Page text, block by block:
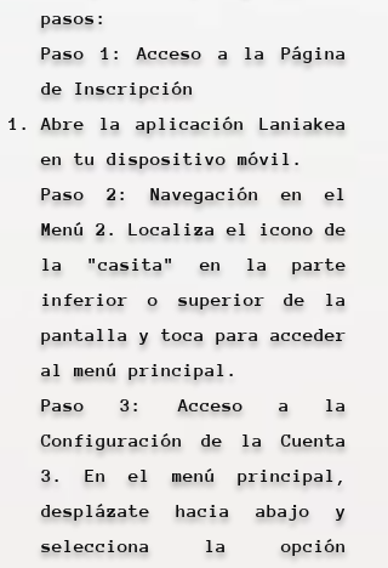
pasos:
Paso 1: Acceso a la Página
de Inscripción
Abre la aplicación Laniakea
en tu dispositivo móvil.
Paso 2: Navegación en el
Menú 2. Localiza el icono de
la "casita" en la parte
inferior o superior de la
pantalla y toca para acceder
al menú principal.
Paso 3: Acceso a la
Configuración de la Cuenta
3. En el menú principal,
desplázate hacia abajo y
selecciona la opción